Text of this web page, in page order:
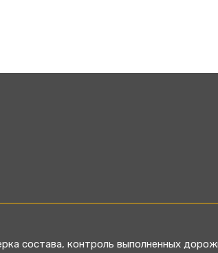
состава, контроль выполненных